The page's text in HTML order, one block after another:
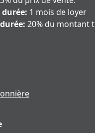
1 mois de loyer
20% du montant